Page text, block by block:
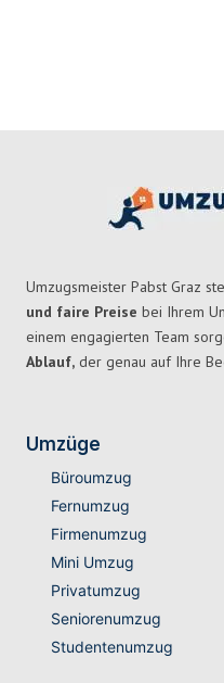
Umzugsmeister Pabst Graz
und faire Preise bei Ihrem
einem engagierten Team
Ablauf, der genau auf Ihre
Umzüge
Büroumzug
Fernumzug
Firmenumzug
Mini Umzug
Privatumzug
Seniorenumzug
Studentenumzug